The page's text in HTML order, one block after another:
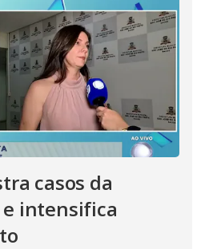
casos da
intensifica